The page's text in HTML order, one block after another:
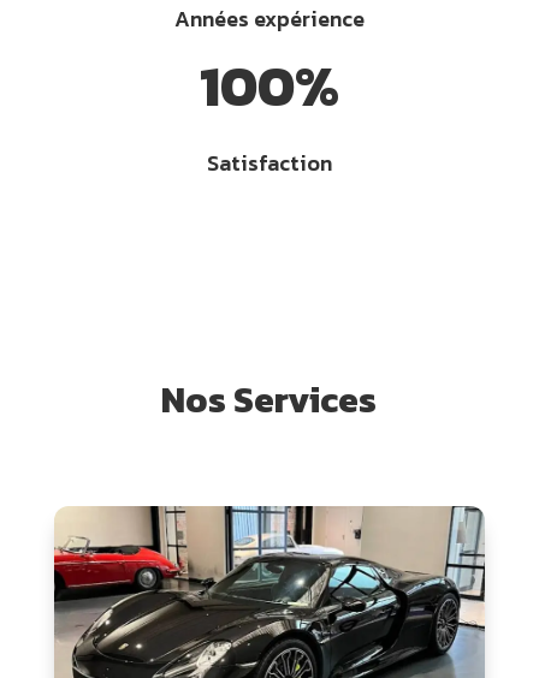
Années expérience
100%
Satisfaction
Nos Services